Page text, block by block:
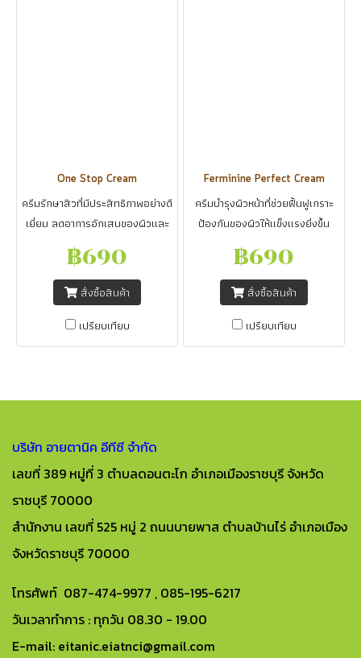
One Stop Cream
ครีมรักษาสิวที่มีประสิทธิภาพอย่างดี
เยี่ยม ลดอาการอักเสบของผิวและ
สมานแผลที่เกิดจากสิว ช่วยปรับรู
ขุมขนค่อยๆตื้นขึ้นอย่างมี
ประสิทธิภาพ ควบคุมความมันบน
ใบหน้า ทำให้รอยดำคล้ำจากสิวดูจาง
ลงและฆ่าเชื้อแบคทีเรียที่เป็นปัญหา
การเกิดสิวพร้อมทั้งให้ผิวแลดูขาว
ลดสิวได้อีกด้วย
฿690
สั่งซื้อสินค้า
เปรียบเทียบ
Ferminine Perfect Cream
ครีมบำรุงผิวหน้าที่ช่วยฟื้นฟูเกราะ
ป้องกันของผิวให้แข็งแรงยิ่งขึ้น
ปกป้องผิวจากอนุมูลอิสระ กระตุ้น
การสร้างคอลลาเจน ให้ผิวชุ่มชื้น
กระชับยิ่งขึ้น ช่วยลดปัญหาความมัน
และสิวบนใบหน้า พร้อมผลัดเซลล์
ผิวอย่างอ่อนโยนและแก้ปัญหาผิว
คล้ำเสีย เผยผิวที่เรียบเนียนกระจ่าง
฿690
สั่งซื้อสินค้า
เปรียบเทียบ
บริษัท อายตานิค อีทีซี จำกัด
เลขที่ 389 หมู่ที่ 3 ตำบลดอนตะโก อำเภอเมืองราชบุรี จังหวัด
ราชบุรี 70000
สำนักงาน เลขที่ 525 หมู่ 2 ถนนบายพาส ตำบลบ้านไร่ อำเภอเมือง
จังหวัดราชบุรี 70000
โทรศัพท์ 087-474-9977 , 085-195-6217
วันเวลาทำการ : ทุกวัน 08.30 - 19.00
E-mail: eitanic.eiatnci@gmail.com